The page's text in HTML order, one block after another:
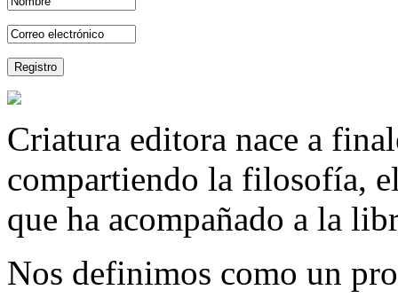
Criatura editora nace a
compartiendo la filosofía,
que ha acompañado a la
Nos definimos como un